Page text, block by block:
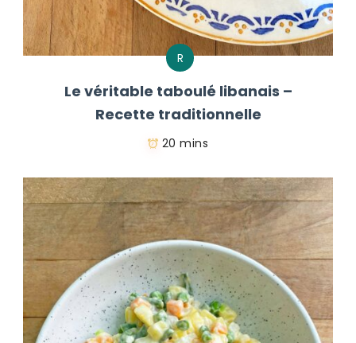
R
Le véritable taboulé libanais –
Recette traditionnelle
20 mins